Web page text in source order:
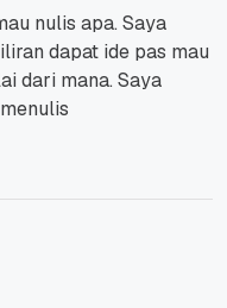
nulis apa. Saya
dapat ide pas mau
dari mana. Saya